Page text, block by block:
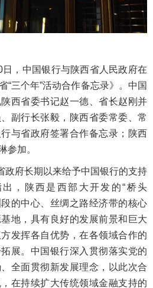
日，中国银行与陕西省人民政府在
“三个年”活动合作备忘录》。中国
西省委书记赵一德、省长赵刚并
副行长张毅，陕西省委常委、常
与省政府签署合作备忘录；陕西
参加。
政府长期以来给予中国银行的支持
，陕西是西部大开发的“桥头
段的中心、丝绸之路经济带的核心
地，具有良好的发展前景和巨大
发挥各自优势，在各领域合作的
展。中国银行深入贯彻落实党的
全面贯彻新发展理念，以此次合
在持续扩大传统领域金融支持的